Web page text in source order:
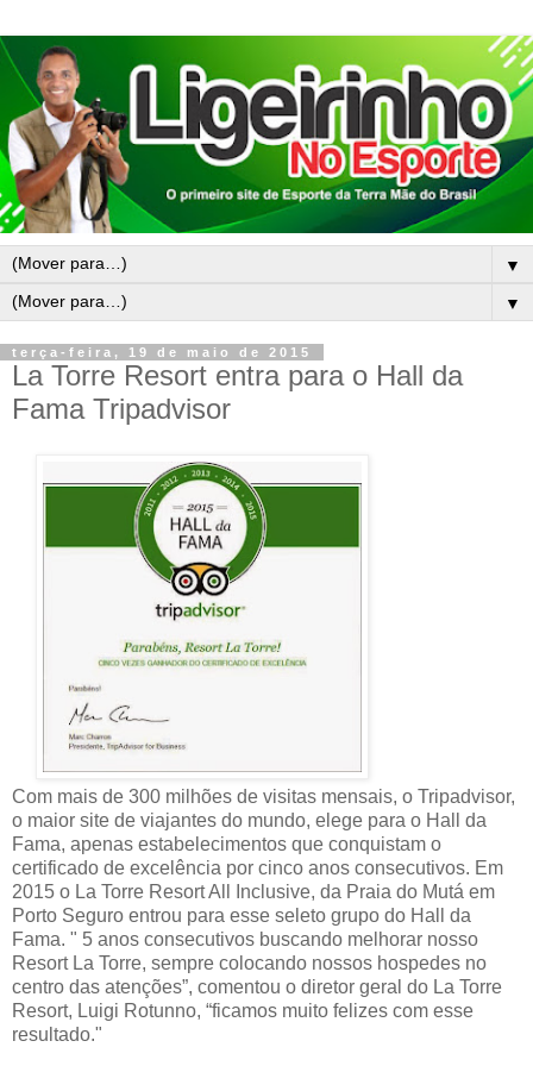
▼
▼
terça-feira, 19 de maio de 2015
La Torre Resort entra para o Hall da
Fama Tripadvisor
Com mais de 300 milhões de visitas mensais, o Tripadvisor,
o maior site de viajantes do mundo, elege para o Hall da
Fama, apenas estabelecimentos que conquistam o
certificado de excelência por cinco anos consecutivos. Em
2015 o La Torre Resort All Inclusive, da Praia do Mutá em
Porto Seguro entrou para esse seleto grupo do Hall da
Fama. " 5 anos consecutivos buscando melhorar nosso
Resort La Torre, sempre colocando nossos hospedes no
centro das atenções”, comentou o diretor geral do La Torre
Resort, Luigi Rotunno, “ficamos muito felizes com esse
resultado."